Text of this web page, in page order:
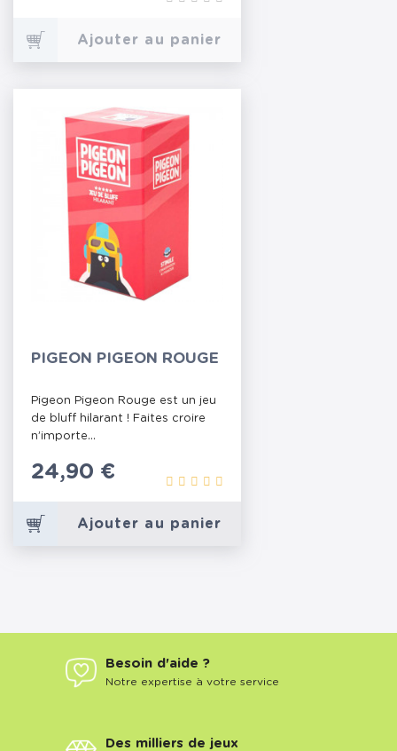
Ajouter au panier
PIGEON PIGEON ROUGE
Pigeon Pigeon Rouge est un jeu
de bluff hilarant ! Faites croire
n’importe...
Prix
24,90 €
Ajouter au panier
Besoin d'aide ?
Notre expertise à votre service
Des milliers de jeux